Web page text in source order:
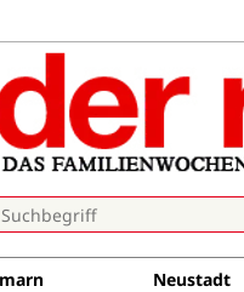
Neustadt